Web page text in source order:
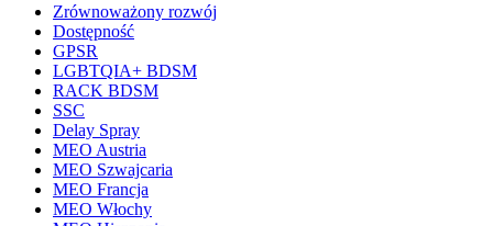
Zrównoważony rozwój
Dostępność
GPSR
LGBTQIA+ BDSM
RACK BDSM
SSC
Delay Spray
MEO Austria
MEO Szwajcaria
MEO Francja
MEO Włochy